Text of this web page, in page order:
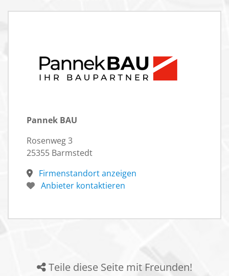
Pannek BAU
Rosenweg 3
25355 Barmstedt
Firmenstandort anzeigen
Anbieter kontaktieren
Teile diese Seite mit Freunden!